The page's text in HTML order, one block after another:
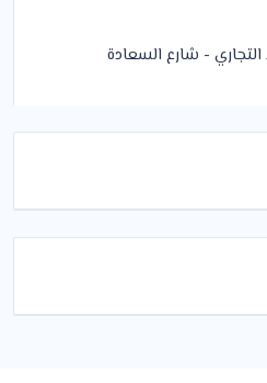
التجاري - شارع السعادة